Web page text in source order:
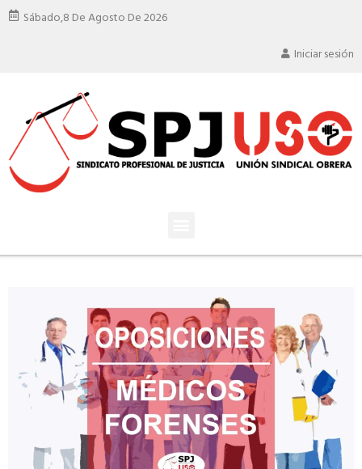
Sábado,8 De Agosto De 2026
Iniciar sesión